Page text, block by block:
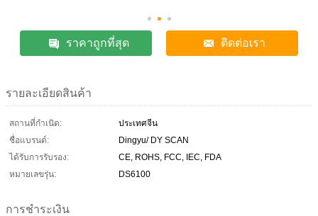
ราคาถูกที่สุด ติดต่อเรา
รายละเอียดสินค้า
สถานที่กำเนิด:
ประเทศจีน
ชื่อแบรนด์:
Dingyu/ DY SCAN
ได้รับการรับรอง:
CE, ROHS, FCC, IEC, FDA
หมายเลขรุ่น:
DS6100
การชำระเงิน